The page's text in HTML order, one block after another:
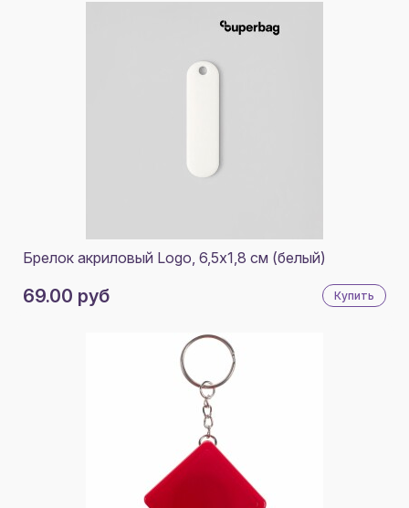
Брелок акриловый Logo, 6,5х1,8 см (белый)
69.00 руб Купить